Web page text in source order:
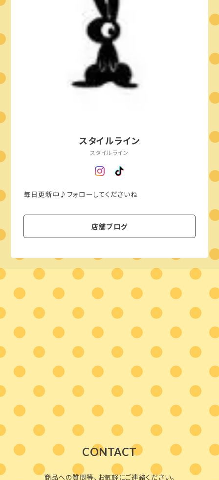
スタイルライン
スタイルライン
毎日更新中♪フォローしてくださいね
店舗ブログ
CONTACT
商品への質問等、お気軽にご連絡ください。